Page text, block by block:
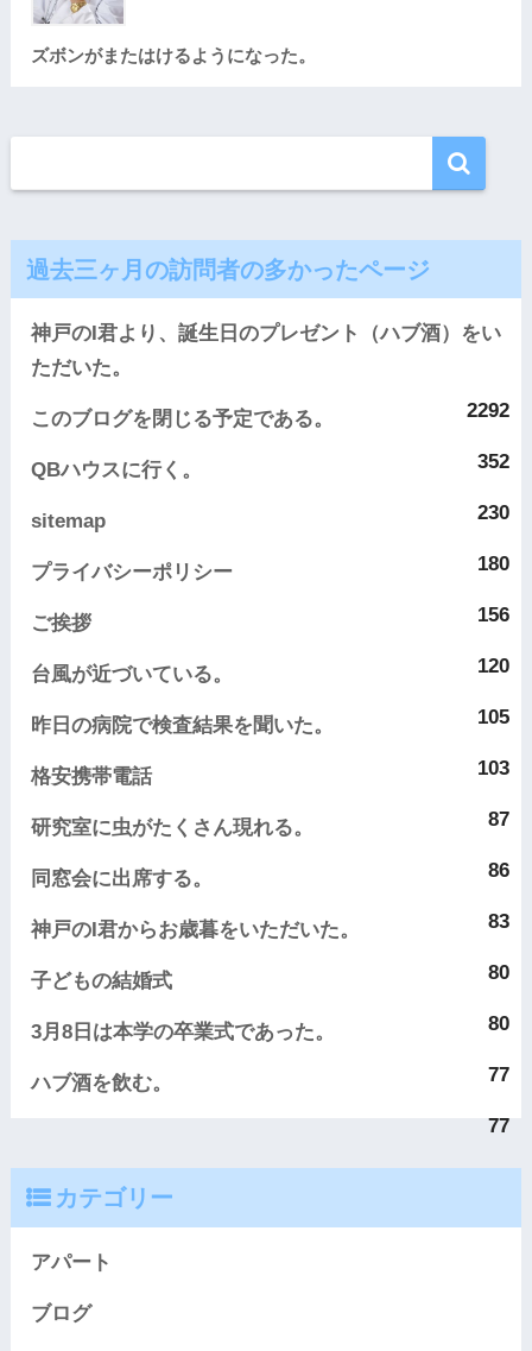
ズボンがまたはけるようになった。
過去三ヶ月の訪問者の多かったページ
神戸のI君より、誕生日のプレゼント（ハブ酒）をい
ただいた。
2292
このブログを閉じる予定である。
352
QBハウスに行く。
230
sitemap
180
プライバシーポリシー
156
ご挨拶
120
台風が近づいている。
105
昨日の病院で検査結果を聞いた。
103
格安携帯電話
87
研究室に虫がたくさん現れる。
86
同窓会に出席する。
83
神戸のI君からお歳暮をいただいた。
80
子どもの結婚式
80
3月8日は本学の卒業式であった。
77
ハブ酒を飲む。
77
カテゴリー
アパート
ブログ